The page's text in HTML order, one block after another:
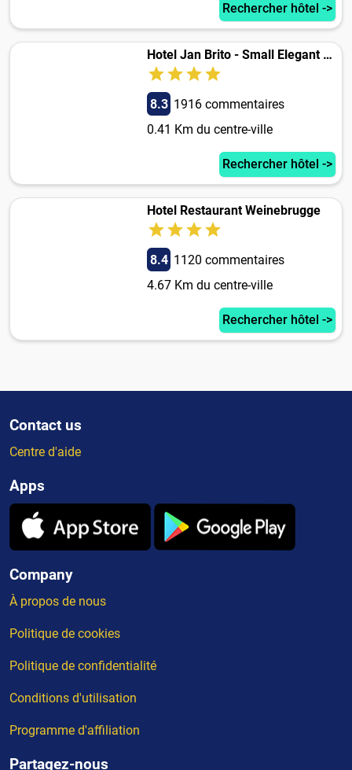
Rechercher hôtel ->
Hotel Jan Brito - Small Elegant Hotels
8.3 1916 commentaires
0.41 Km du centre-ville
Rechercher hôtel ->
Hotel Restaurant Weinebrugge
8.4 1120 commentaires
4.67 Km du centre-ville
Rechercher hôtel ->
Contact us
Centre d'aide
Apps
Company
À propos de nous
Politique de cookies
Politique de confidentialité
Conditions d'utilisation
Programme d'affiliation
Partagez-nous